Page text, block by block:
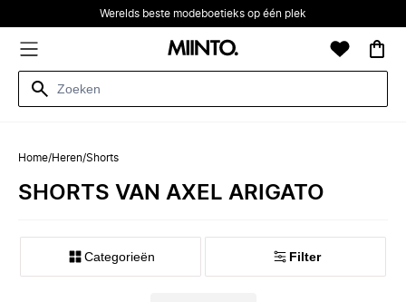
Werelds beste modeboetieks op één plek
Home/Heren/Shorts
SHORTS VAN AXEL ARIGATO
Categorieën Filter